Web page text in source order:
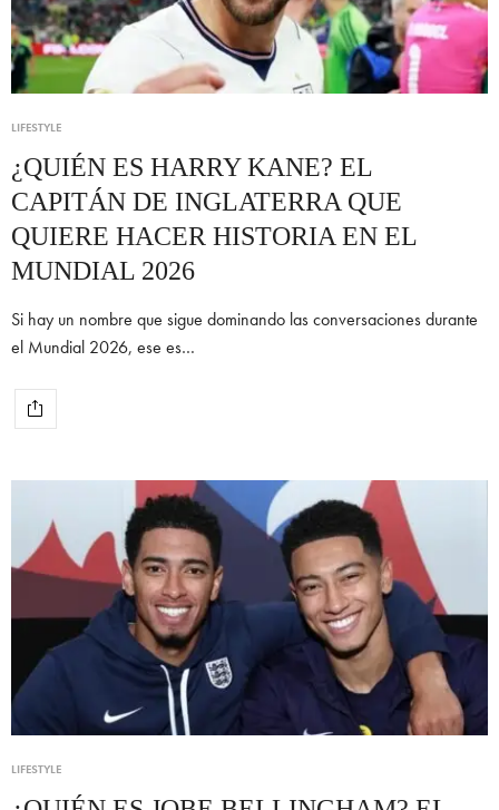
LIFESTYLE
¿QUIÉN ES HARRY KANE? EL
CAPITÁN DE INGLATERRA QUE
QUIERE HACER HISTORIA EN EL
MUNDIAL 2026
Si hay un nombre que sigue dominando las conversaciones durante
el Mundial 2026, ese es…
LIFESTYLE